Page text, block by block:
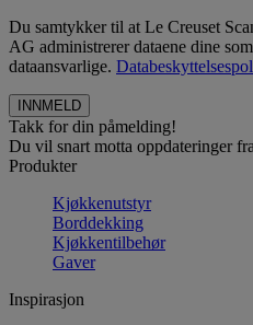
Du samtykker til at Le Creuset
AG administrerer dataene dine
dataansvarlige.
Takk for din påmelding!
Du vil snart motta oppdateringer
Produkter
Kjøkkenutstyr
Borddekking
Kjøkkentilbehør
Gaver
Inspirasjon